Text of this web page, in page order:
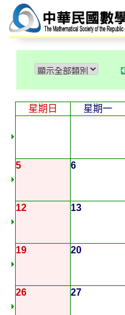
星期日 星期一
5 6
12 13
19 20
26 27